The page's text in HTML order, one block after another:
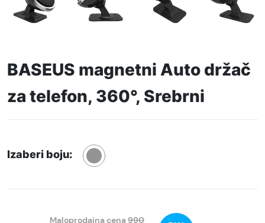
BASEUS magnetni Auto držač
za telefon, 360°, Srebrni
Izaberi boju:
Maloprodajna cena990